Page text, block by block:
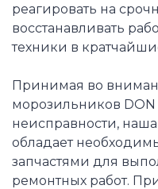
реагировать на
восстанавливать
техники в
Принимая во
морозильников
неисправности,
обладает
запчастями для
ремонтных работ.